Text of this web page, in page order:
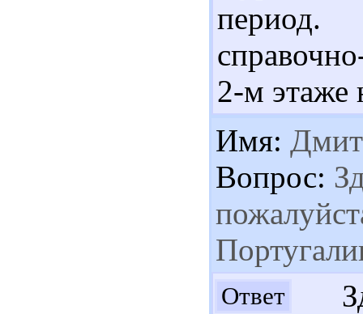
период.
2-м этаже
Имя:
Вопрос:
Ответ